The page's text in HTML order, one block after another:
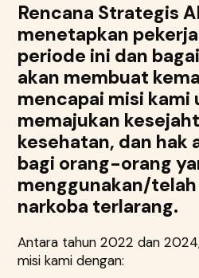
Rencana Strategis
menetapkan
periode ini dan
akan membuat
mencapai misi kami
memajukan
kesehatan, dan hak
bagi orang-orang
menggunakan/
narkoba terlarang.
Antara tahun 2022 dan
misi kami dengan: